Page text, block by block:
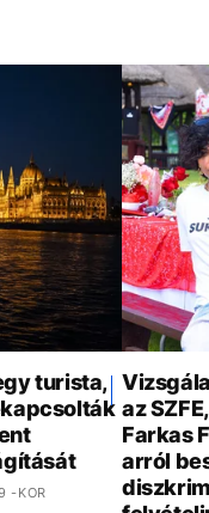
turista,
-KOR
az
Farkas
arról